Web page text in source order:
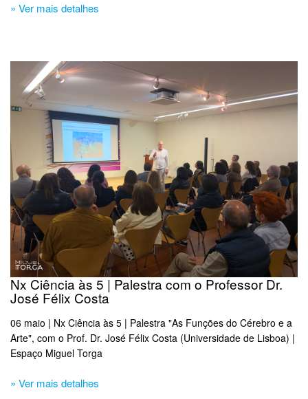
» Ver mais detalhes
Nx Ciência às 5 | Palestra com o Professor Dr.
José Félix Costa
06 maio | Nx Ciência às 5 | Palestra "As Funções do Cérebro e a
Arte", com o Prof. Dr. José Félix Costa (Universidade de Lisboa) |
Espaço Miguel Torga​
» Ver mais detalhes